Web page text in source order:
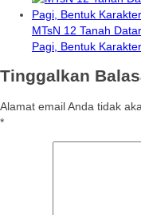
MTsN 12 Tanah
Pagi, Bentuk
Tinggalkan
Alamat email Anda tidak
*